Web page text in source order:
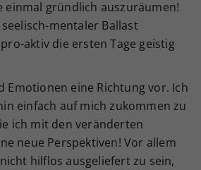
einmal gründlich auszuräumen!
mentaler Ballast
aktiv die ersten Tage geistig
Emotionen eine Richtung vor. Ich
einfach auf mich zukommen zu
ich mit den veränderten
neue Perspektiven! Vor allem
hilflos ausgeliefert zu sein,